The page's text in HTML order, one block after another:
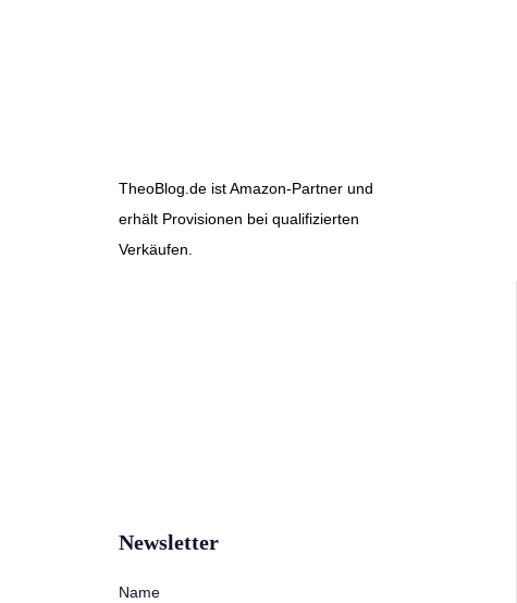
TheoBlog.de ist Amazon-Partner und
erhält Provisionen bei qualifizierten
Verkäufen.
Newsletter
Name